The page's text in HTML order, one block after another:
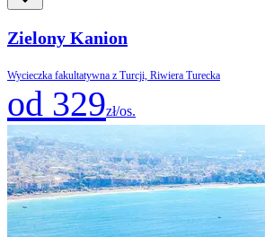
Zielony Kanion
Wycieczka fakultatywna z Turcji, Riwiera Turecka
od 329zł/os.